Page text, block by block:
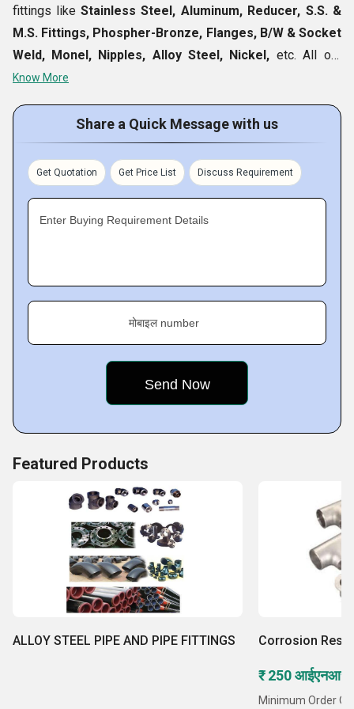
fittings like Stainless Steel, Aluminum, Reducer, S.S. &
M.S. Fittings, Phospher-Bronze, Flanges, B/W & Socket
Weld, Monel, Nipples, Alloy Steel, Nickel, etc. All our
products are available at highly competitive prices and
Further, featured in high efficiency, our wide product line is
used in various industries.
Know More
Share a Quick Message with us
Get Quotation Get Price List Discuss Requirement
Enter Buying Requirement Details
मोबाइल number
Featured Products
ALLOY STEEL PIPE AND PIPE FITTINGS Corrosion
₹ 250 आईएनआर
Minimum Order